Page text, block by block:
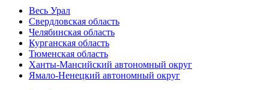
Весь Урал
Свердловская область
Челябинская область
Курганская область
Тюменская область
Ханты-Мансийский автономный округ
Ямало-Ненецкий автономный округ